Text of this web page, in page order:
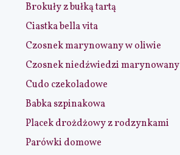
Brokuły z bułką tartą
Ciastka bella vita
Czosnek marynowany w oliwie
Czosnek niedźwiedzi marynowany
Cudo czekoladowe
Babka szpinakowa
Placek drożdżowy z rodzynkami
Parówki domowe